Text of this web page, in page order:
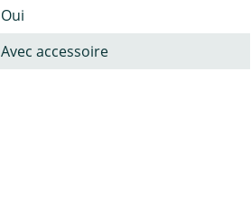
Oui
Avec accessoire